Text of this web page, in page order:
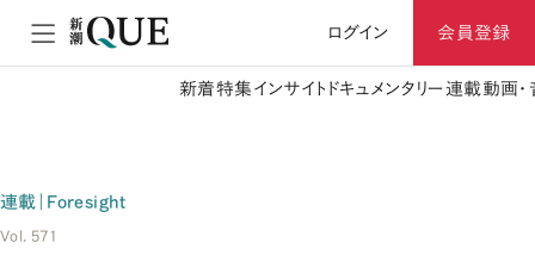
ログイン 会員登録
新着特集 インサイト ドキュメンタリー 連載動画
連載｜Foresight
Vol. 571